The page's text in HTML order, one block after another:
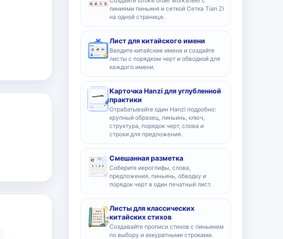
линиями пиньиня и сеткой Сетка Tian Zi
на одной странице.
Лист для китайского имени
Введите китайские имена и создайте
листы с порядком черт и обводкой для
каждого имени.
Карточка Hanzi для углубленной
практики
Отрабатывайте один Hanzi подробно:
крупный образец, пиньинь, ключ,
структура, порядок черт, слова и
строки для предложения.
Смешанная разметка
Соберите иероглифы, слова,
предложения, пиньинь, обводку и
порядок черт в один печатный лист.
Листы для классических
китайских стихов
Создавайте прописи стихов с пиньинем
по выбору и аккуратными строками.